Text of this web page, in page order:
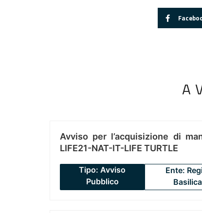
Avviso per l’acquisizione di
LIFE21-NAT-IT-LIFE TURTLE
Tipo: Avviso
Pubblico
Ente: